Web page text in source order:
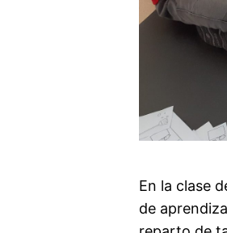
En la clase
de